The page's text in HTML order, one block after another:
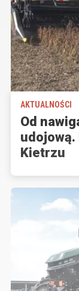
AKTUALNOŚCI
Od
udojową.
Kietrzu